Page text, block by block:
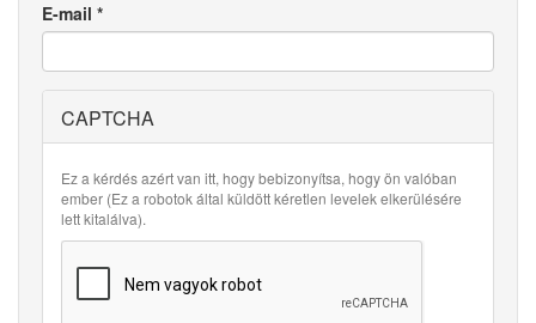
E-mail *
CAPTCHA
Ez a kérdés azért van itt, hogy bebizonyítsa, hogy ön valóban
ember (Ez a robotok által küldött kéretlen levelek elkerülésére
lett kitalálva).